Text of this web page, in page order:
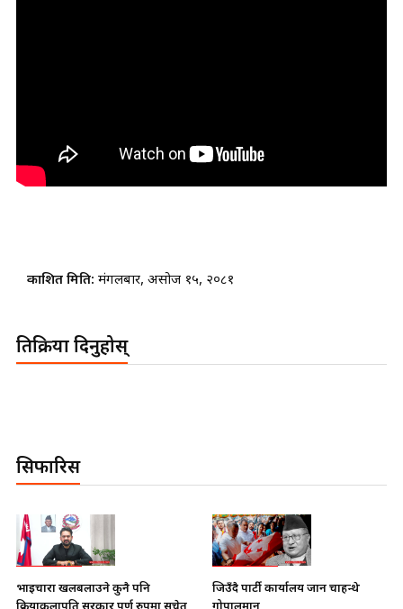
प्रकाशित मिति: मंगलबार, असोज १५, २०८१
प्रतिक्रिया दिनुहोस्
सिफारिस
भाइचारा खलबलाउने कुनै पनि
जिउँदै पार्टी कार्यालय जान चाहन्थे